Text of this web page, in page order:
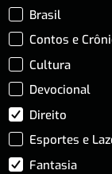
Brasil
Contos e
Cultura
Devocional
Direito
Esportes e
Fantasia